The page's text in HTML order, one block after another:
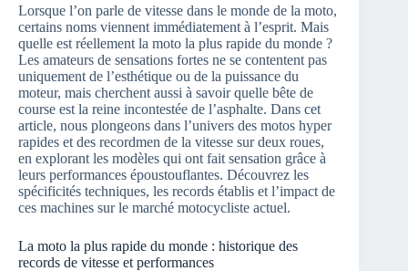
Lorsque l’on parle de vitesse dans le monde de la moto,
certains noms viennent immédiatement à l’esprit. Mais
quelle est réellement la moto la plus rapide du monde ?
Les amateurs de sensations fortes ne se contentent pas
uniquement de l’esthétique ou de la puissance du
moteur, mais cherchent aussi à savoir quelle bête de
course est la reine incontestée de l’asphalte. Dans cet
article, nous plongeons dans l’univers des motos hyper
rapides et des recordmen de la vitesse sur deux roues,
en explorant les modèles qui ont fait sensation grâce à
leurs performances époustouflantes. Découvrez les
spécificités techniques, les records établis et l’impact de
ces machines sur le marché motocycliste actuel.
La moto la plus rapide du monde : historique des
records de vitesse et performances